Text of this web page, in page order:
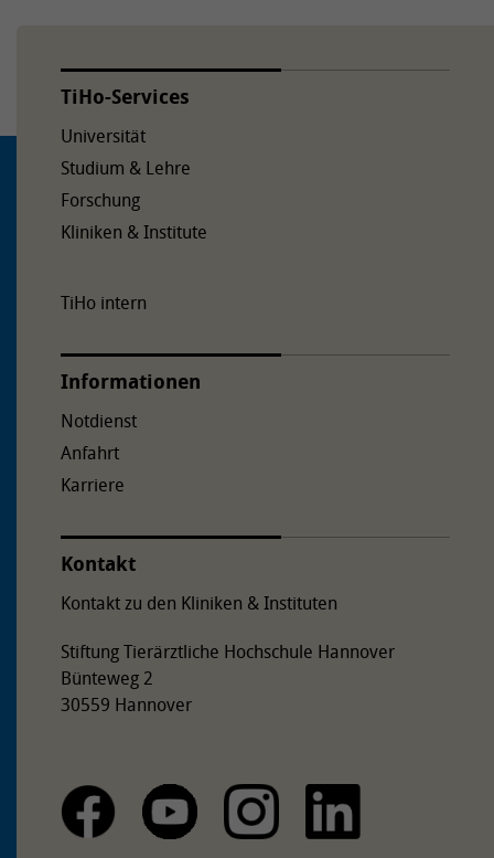
TiHo-Services
Universität
Studium & Lehre
Forschung
Kliniken & Institute
TiHo intern
Informationen
Notdienst
Anfahrt
Karriere
Kontakt
Kontakt zu den Kliniken & Instituten
Stiftung Tierärztliche Hochschule Hannover
Bünteweg 2
30559 Hannover